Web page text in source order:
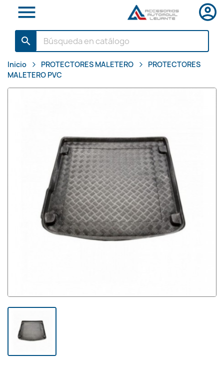

search
Inicio PROTECTORES MALETERO
PROTECTORES
MALETERO PVC